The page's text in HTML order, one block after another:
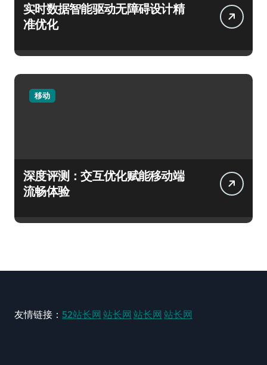
实时数据智能驱动无障碍设计精
准优化
移动
深度评测：交互优化赋能移动端
流畅体验
友情链接： 52站长网 站长网 站长网 站长网